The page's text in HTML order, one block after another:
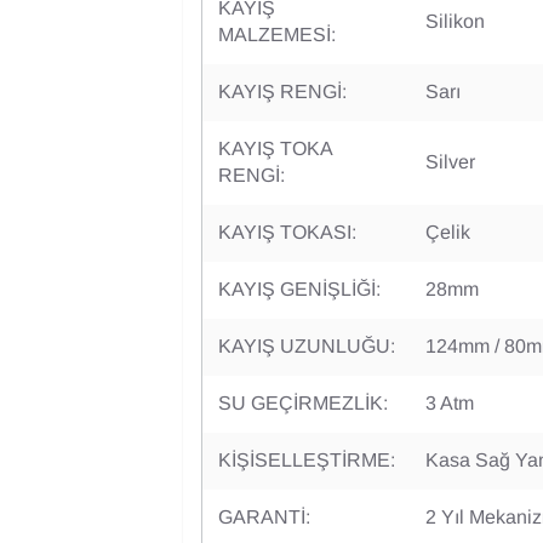
KAYIŞ
MALZEMESİ:
Silikon
KAYIŞ RENGİ: Sarı
KAYIŞ TOKA
RENGİ:
Silver
KAYIŞ TOKASI: Çelik
KAYIŞ GENİŞLİĞİ: 28mm
KAYIŞ UZUNLUĞU: 124mm /
SU GEÇİRMEZLİK: 3 Atm
KİŞİSELLEŞTİRME: Kasa Sağ
GARANTİ: 2 Yıl